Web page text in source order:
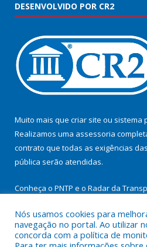
DESENVOLVIDO POR CR2
Muito mais que criar site ou sistema
Realizamos uma assessoria
contrato que todas as exigências das
pública serão atendidas.
Conheça o PNTP e o Radar da
Nós usamos cookies para
navegação no portal. Ao utilizar
concorda com a política de